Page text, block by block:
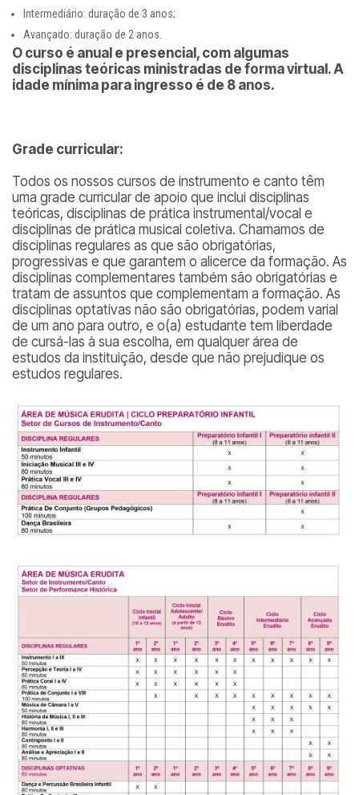
Intermediário: duração de 3 anos;
Avançado: duração de 2 anos.
O curso é anual e presencial, com algumas
disciplinas teóricas ministradas de forma virtual. A
idade mínima para ingresso é de 8 anos.
Grade curricular:
Todos os nossos cursos de instrumento e canto têm
uma grade curricular de apoio que inclui disciplinas
teóricas, disciplinas de prática instrumental/vocal e
disciplinas de prática musical coletiva. Chamamos de
disciplinas regulares as que são obrigatórias,
progressivas e que garantem o alicerce da formação. As
disciplinas complementares também são obrigatórias e
tratam de assuntos que complementam a formação. As
disciplinas optativas não são obrigatórias, podem varial
de um ano para outro, e o(a) estudante tem liberdade
de cursá-las à sua escolha, em qualquer área de
estudos da instituição, desde que não prejudique os
estudos regulares.